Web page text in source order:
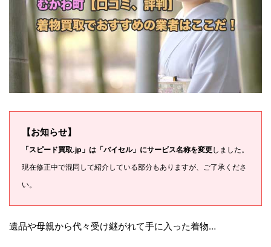
【お知らせ】
「スピード買取.jp」は「バイセル」にサービス名称を変更しました。
現在修正中で混同して紹介している部分もありますが、ご了承くださ
い。
遺品や母親から代々受け継がれて手に入った着物…